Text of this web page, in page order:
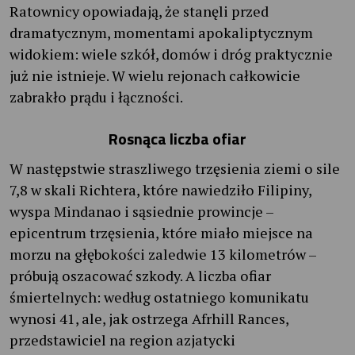
Ratownicy opowiadają, że stanęli przed
dramatycznym, momentami apokaliptycznym
widokiem: wiele szkół, domów i dróg praktycznie
już nie istnieje. W wielu rejonach całkowicie
zabrakło prądu i łączności.
Rosnąca liczba ofiar
W następstwie straszliwego trzęsienia ziemi o sile
7,8 w skali Richtera, które nawiedziło Filipiny,
wyspa Mindanao i sąsiednie prowincje –
epicentrum trzęsienia, które miało miejsce na
morzu na głębokości zaledwie 13 kilometrów –
próbują oszacować szkody. A liczba ofiar
śmiertelnych: według ostatniego komunikatu
wynosi 41, ale, jak ostrzega Afrhill Rances,
przedstawiciel na region azjatycki